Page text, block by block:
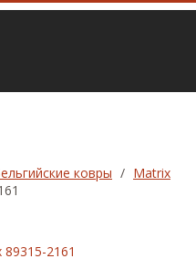
ковры / Matrix